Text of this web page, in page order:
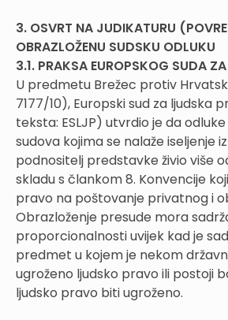
3. OSVRT NA JUDIKATURU
OBRAZLOŽENU SUDSKU ODLUKU
3.1. PRAKSA EUROPSKOG SUDA
U predmetu Brežec protiv
7177/10), Europski sud za ljudska
teksta: ESLJP) utvrdio je da
sudova kojima se nalaže iseljenje
podnositelj predstavke živio više
skladu s člankom 8. Konvencije
pravo na poštovanje privatnog i
Obrazloženje presude mora
proporcionalnosti uvijek kad je
predmet u kojem je nekom
ugroženo ljudsko pravo ili postoji
ljudsko pravo biti ugroženo.